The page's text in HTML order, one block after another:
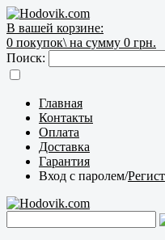
В вашей корзине:
0 покупок\ на сумму 0 грн.
Поиск:
Главная
Контакты
Оплата
Доставка
Гарантия
Вход с паролем/